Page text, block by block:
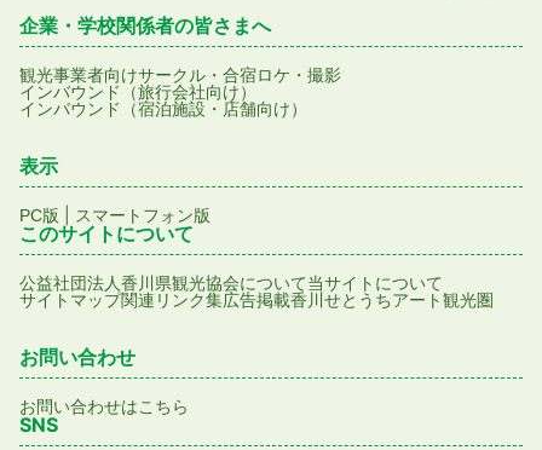
企業・学校関係者の皆さまへ
観光事業者向けサークル・合宿ロケ・撮影
インバウンド（旅行会社向け）
インバウンド（宿泊施設・店舗向け）
表示
PC版 スマートフォン版
このサイトについて
公益社団法人香川県観光協会について当サイトについて
サイトマップ関連リンク集広告掲載香川せとうちアート観光圏
お問い合わせ
お問い合わせはこちら
SNS